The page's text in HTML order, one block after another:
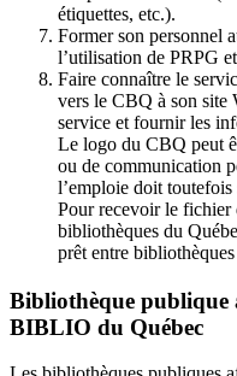
étiquettes, etc.).
Former son personnel
l’utilisation de PRPG
Faire connaître le
vers le CBQ à son site
service et fournir les
Le logo du CBQ peut
ou de communication
l’emploie doit toutefois
Pour recevoir le fichier
bibliothèques du
prêt entre
Bibliothèque publique
BIBLIO du Québec